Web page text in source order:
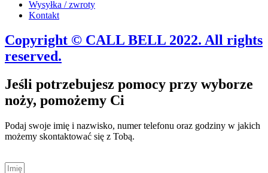
Wysyłka / zwroty
Kontakt
Copyright © CALL BELL 2022. All rights
reserved.
Jeśli potrzebujesz pomocy przy wyborze
noży, pomożemy Ci
Podaj swoje imię i nazwisko, numer telefonu oraz godziny w jakich
możemy skontaktować się z Tobą.